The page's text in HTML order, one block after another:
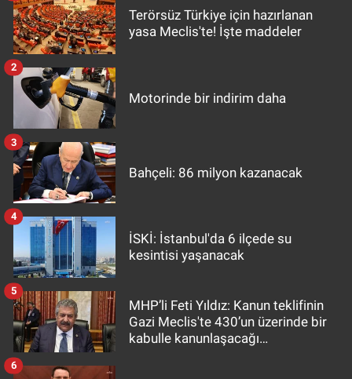
Terörsüz Türkiye için hazırlanan
yasa Meclis'te! İşte maddeler
Motorinde bir indirim daha
2
Bahçeli: 86 milyon kazanacak
3
İSKİ: İstanbul'da 6 ilçede su
kesintisi yaşanacak
4
MHP’li Feti Yıldız: Kanun teklifinin
Gazi Meclis'te 430’un üzerinde bir
kabulle kanunlaşacağı
5
6